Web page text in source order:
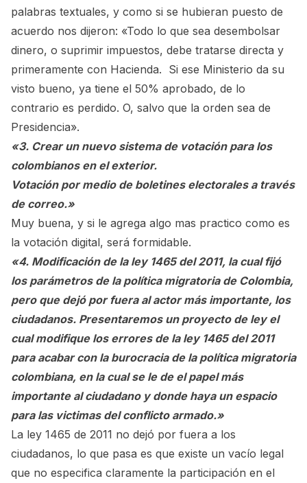
palabras textuales, y como si se hubieran puesto de
acuerdo nos dijeron: «Todo lo que sea desembolsar
dinero, o suprimir impuestos, debe tratarse directa y
primeramente con Hacienda. Si ese Ministerio da su
visto bueno, ya tiene el 50% aprobado, de lo
contrario es perdido. O, salvo que la orden sea de
Presidencia».
«3. Crear un nuevo sistema de votación para los
colombianos en el exterior.
Votación por medio de boletines electorales a través
de correo.»
Muy buena, y si le agrega algo mas practico como es
la votación digital, será formidable.
«4. Modificación de la ley 1465 del 2011, la cual fijó
los parámetros de la política migratoria de Colombia,
pero que dejó por fuera al actor más importante, los
ciudadanos. Presentaremos un proyecto de ley el
cual modifique los errores de la ley 1465 del 2011
para acabar con la burocracia de la política migratoria
colombiana, en la cual se le de el papel más
importante al ciudadano y donde haya un espacio
para las victimas del conflicto armado.»
La ley 1465 de 2011 no dejó por fuera a los
ciudadanos, lo que pasa es que existe un vacío legal
que no especifica claramente la participación en el